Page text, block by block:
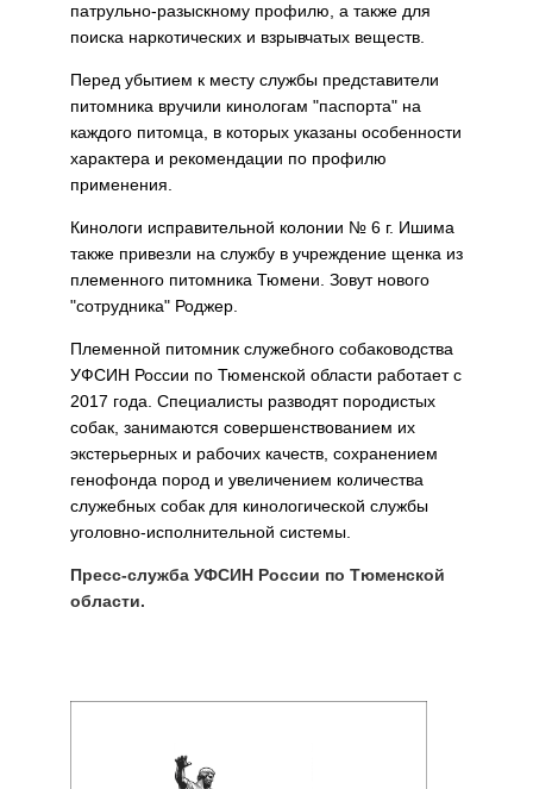
патрульно-разыскному профилю, а также для
поиска наркотических и взрывчатых веществ.
Перед убытием к месту службы представители
питомника вручили кинологам "паспорта" на
каждого питомца, в которых указаны особенности
характера и рекомендации по профилю
применения.
Кинологи исправительной колонии № 6 г. Ишима
также привезли на службу в учреждение щенка из
племенного питомника Тюмени. Зовут нового
"сотрудника" Роджер.
Племенной питомник служебного собаководства
УФСИН России по Тюменской области работает с
2017 года. Специалисты разводят породистых
собак, занимаются совершенствованием их
экстерьерных и рабочих качеств, сохранением
генофонда пород и увеличением количества
служебных собак для кинологической службы
уголовно-исполнительной системы.
Пресс-служба УФСИН России по Тюменской
области.